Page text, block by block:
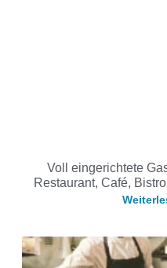
Voll eingerichtete
Restaurant, Café,